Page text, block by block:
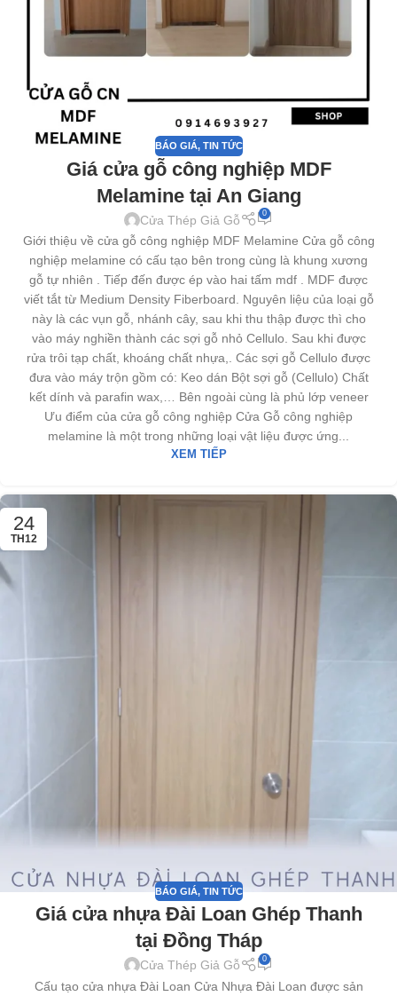
BÁO GIÁ, TIN TỨC
Giá cửa gỗ công nghiệp MDF
Melamine tại An Giang
Cửa Thép Giả Gỗ 0
Giới thiệu về cửa gỗ công nghiệp MDF Melamine Cửa gỗ công
nghiệp melamine có cấu tạo bên trong cùng là khung xương
gỗ tự nhiên . Tiếp đến được ép vào hai tấm mdf . MDF được
viết tắt từ Medium Density Fiberboard. Nguyên liệu của loại gỗ
này là các vụn gỗ, nhánh cây, sau khi thu thập được thì cho
vào máy nghiền thành các sợi gỗ nhỏ Cellulo. Sau khi được
rửa trôi tạp chất, khoáng chất nhựa,. Các sợi gỗ Cellulo được
đưa vào máy trộn gồm có: Keo dán Bột sợi gỗ (Cellulo) Chất
kết dính và parafin wax,… Bên ngoài cùng là phủ lớp veneer
Ưu điểm của cửa gỗ công nghiệp Cửa Gỗ công nghiệp
melamine là một trong những loại vật liệu được ứng...
XEM TIẾP
24
TH12
BÁO GIÁ, TIN TỨC
Giá cửa nhựa Đài Loan Ghép Thanh
tại Đồng Tháp
Cửa Thép Giả Gỗ 0
Cấu tạo cửa nhựa Đài Loan Cửa Nhựa Đài Loan được sản